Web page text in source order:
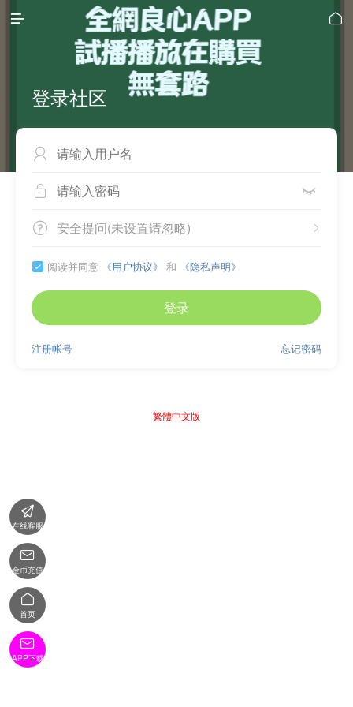
 
登录社区

 
 
安全提问(未设置请忽略)
 阅读并同意 《用户协议》 和 《隐私声明》
登录
忘记密码
注册帐号
繁體中文版

在线客服

金币充值

首页

APP下载